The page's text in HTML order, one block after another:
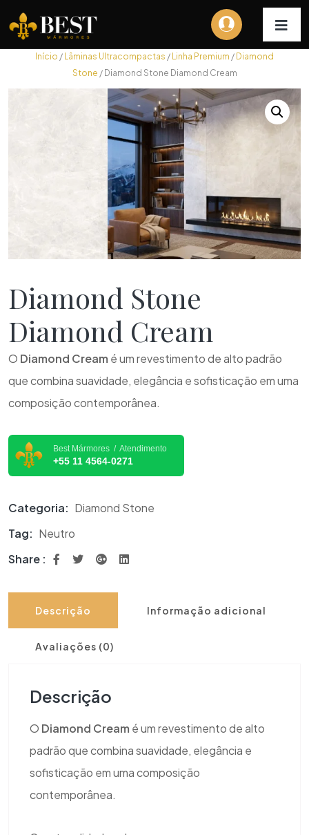
Início / Lâminas Ultracompactas / Linha Premium / Diamond
Stone / Diamond Stone Diamond Cream
Diamond Stone
Diamond Cream
O Diamond Cream é um revestimento de alto padrão
que combina suavidade, elegância e sofisticação em uma
composição contemporânea.
Best Mármores / Atendimento
+55 11 4564-0271
Categoria: Diamond Stone
Tag: Neutro
Share :
Descrição Informação adicional
Avaliações (0)
Descrição
O Diamond Cream é um revestimento de alto
padrão que combina suavidade, elegância e
sofisticação em uma composição
contemporânea.